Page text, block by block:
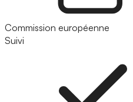
Commission européenne
Suivi